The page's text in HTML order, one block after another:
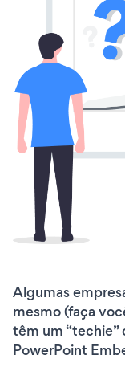
Algumas
mesmo (faça
têm um “techie”
PowerPoint